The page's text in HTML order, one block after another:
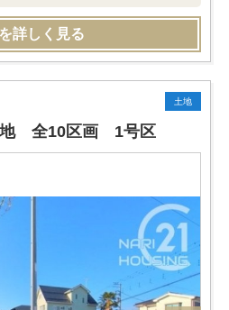
詳しく見る
土地
全10区画 1号区